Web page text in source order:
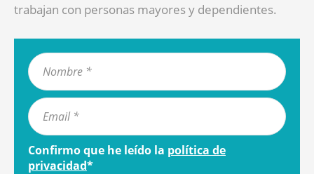
trabajan con personas mayores y dependientes.
Confirmo que he leído la política de
privacidad*